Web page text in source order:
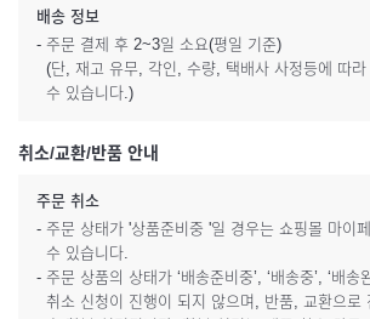
배송 정보
- 주문 결제 후 2~3일 소요(평일 기준)
(단, 재고 유무, 각인, 수량, 택배사 사정등에 따라
수 있습니다.)
취소/교환/반품 안내
주문 취소
- 주문 상태가 '상품준비중 '일 경우는 쇼핑몰 마이
수 있습니다.
- 주문 상품의 상태가 ‘배송준비중’, ‘배송중’, ‘배송
취소 신청이 진행이 되지 않으며, 반품, 교환으로